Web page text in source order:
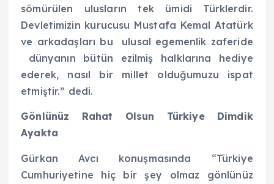
sömürülen ulusların tek ümidi Türklerdir.
Devletimizin kurucusu Mustafa Kemal Atatürk
ve arkadaşları bu ulusal egemenlik zaferide
dünyanın bütün ezilmiş halklarına hediye
ederek, nasıl bir millet olduğumuzu ispat
etmiştir.” dedi.
Gönlünüz Rahat Olsun Türkiye Dimdik
Ayakta
Gürkan Avcı konuşmasında “Türkiye
Cumhuriyetine hiç bir şey olmaz gönlünüz